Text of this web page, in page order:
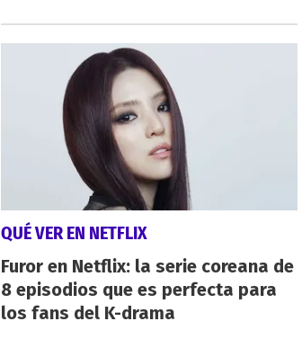
QUÉ VER EN NETFLIX
Furor en Netflix: la serie coreana de
8 episodios que es perfecta para
los fans del K-drama